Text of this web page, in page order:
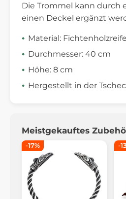
Die Trommel kann durch
einen Deckel ergänzt
Material:
Durchmesser: 40 cm
Höhe: 8 cm
Hergestellt in der
Meistgekauftes
-17% -